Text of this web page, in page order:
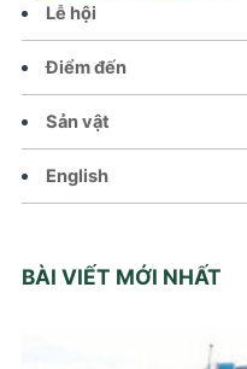
Lễ hội
Điểm đến
Sản vật
English
BÀI VIẾT MỚI NHẤT